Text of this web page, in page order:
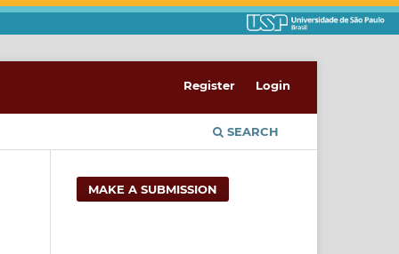
SEARCH
Register Login
MAKE A SUBMISSION